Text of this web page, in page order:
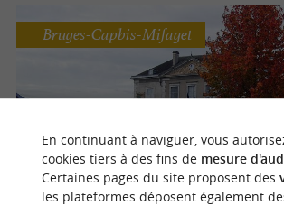
Bruges-Capbis-Mifaget
En continuant à naviguer, vous
cookies tiers à des fins de mesure
Certaines pages du site proposent des
les plateformes déposent également